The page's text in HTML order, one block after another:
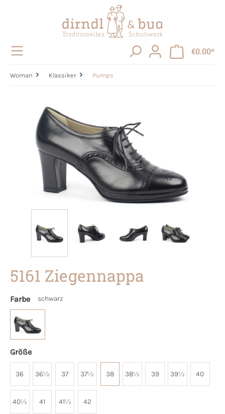
€0.00*
Woman Klassiker Pumps
5161 Ziegennappa
Farbe schwarz
Größe
36 36½ 37 37½ 38 38½ 39 39½ 40
40½ 41 41½ 42